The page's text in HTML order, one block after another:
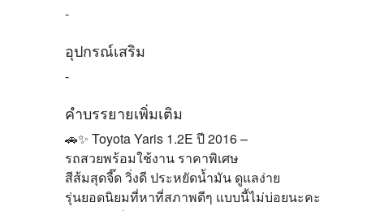
-
อุปกรณ์เสริม
-
คำบรรยายเพิ่มเติม
🚗✨ Toyota Yaris 1.2E ปี 2016 –
รถสวยพร้อมใช้งาน ราคาพิเศษ
สีส้มสุดจี๊ด วิ่งดี ประหยัดน้ำมัน ดูแลง่าย
รุ่นยอดนิยมที่หาที่สภาพดีๆ แบบนี้ไม่บ่อยนะคะ